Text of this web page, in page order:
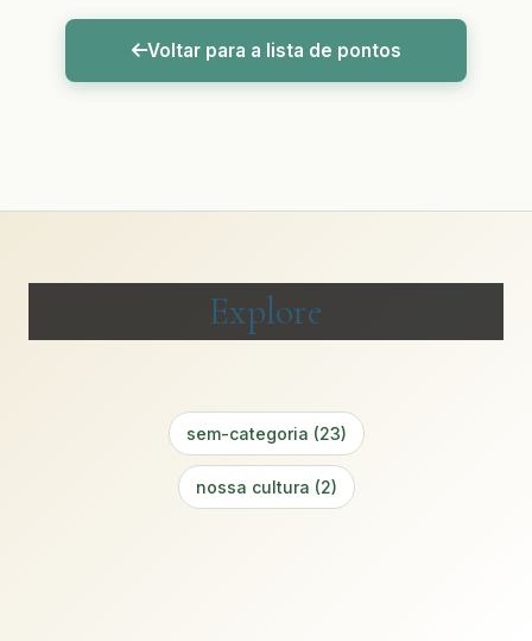
Voltar para a lista de pontos
Explore
sem-categoria (23)
nossa cultura (2)